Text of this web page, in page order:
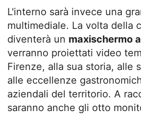
L'interno sarà invece una
multimediale. La volta della
diventerà un maxischermo
verranno proiettati video
Firenze, alla sua storia, alle
alle eccellenze
aziendali del territorio. A
saranno anche gli otto